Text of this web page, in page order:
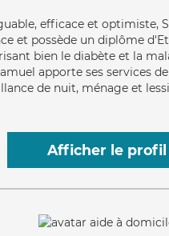
, efficace et optimiste,
et possède un diplôme
bien le diabète et la
apporte ses services
de nuit, ménage et
Afficher le profil